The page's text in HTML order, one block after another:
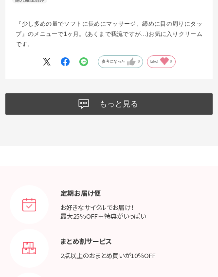
『少し多めの量でソフトに長めにマッサージ、締めに目の周りにタッ
プ』のメニューで1ヶ月。(あくまで我流ですが…)お気に入りクリーム
です。
参考になった 0 Like! 0
もっと見る
定期お届け便
お好きなサイクルでお届け！
最大25％OFF＋特典がいっぱい
まとめ割サービス
2点以上のおまとめ買いが10％OFF